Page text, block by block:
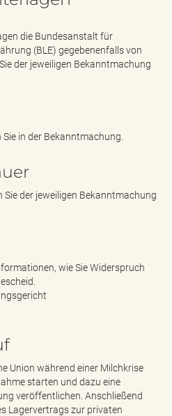
die Bundesanstalt für
(BLE) gegebenenfalls von
der jeweiligen Bekanntmachung
in der Bekanntmachung.
der jeweiligen Bekanntmachung
wie Sie Widerspruch
Union während einer Milchkrise
starten und dazu eine
veröffentlichen. Anschließend
Lagervertrags zur privaten